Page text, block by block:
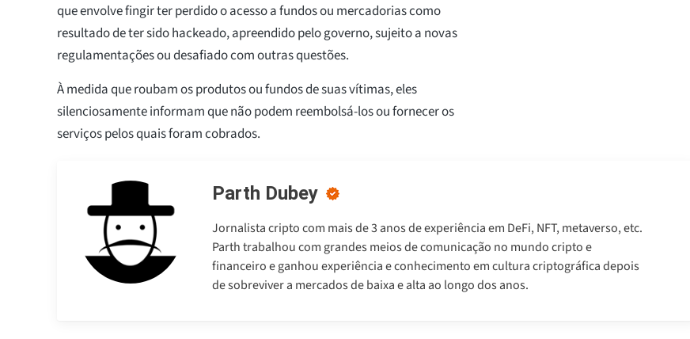
que envolve fingir ter perdido o acesso a fundos ou mercadorias como
resultado de ter sido hackeado, apreendido pelo governo, sujeito a novas
regulamentações ou desafiado com outras questões.
À medida que roubam os produtos ou fundos de suas vítimas, eles
silenciosamente informam que não podem reembolsá-los ou fornecer os
serviços pelos quais foram cobrados.
Parth Dubey
Jornalista cripto com mais de 3 anos de experiência em DeFi, NFT, metaverso, etc.
Parth trabalhou com grandes meios de comunicação no mundo cripto e
financeiro e ganhou experiência e conhecimento em cultura criptográfica depois
de sobreviver a mercados de baixa e alta ao longo dos anos.